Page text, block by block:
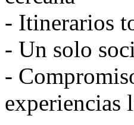
- Itinerarios
- Un solo
-
experiencias